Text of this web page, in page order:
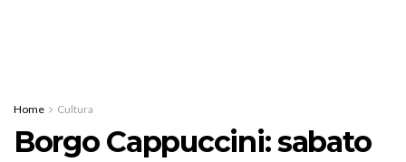
Home Cultura
Borgo Cappuccini: sabato